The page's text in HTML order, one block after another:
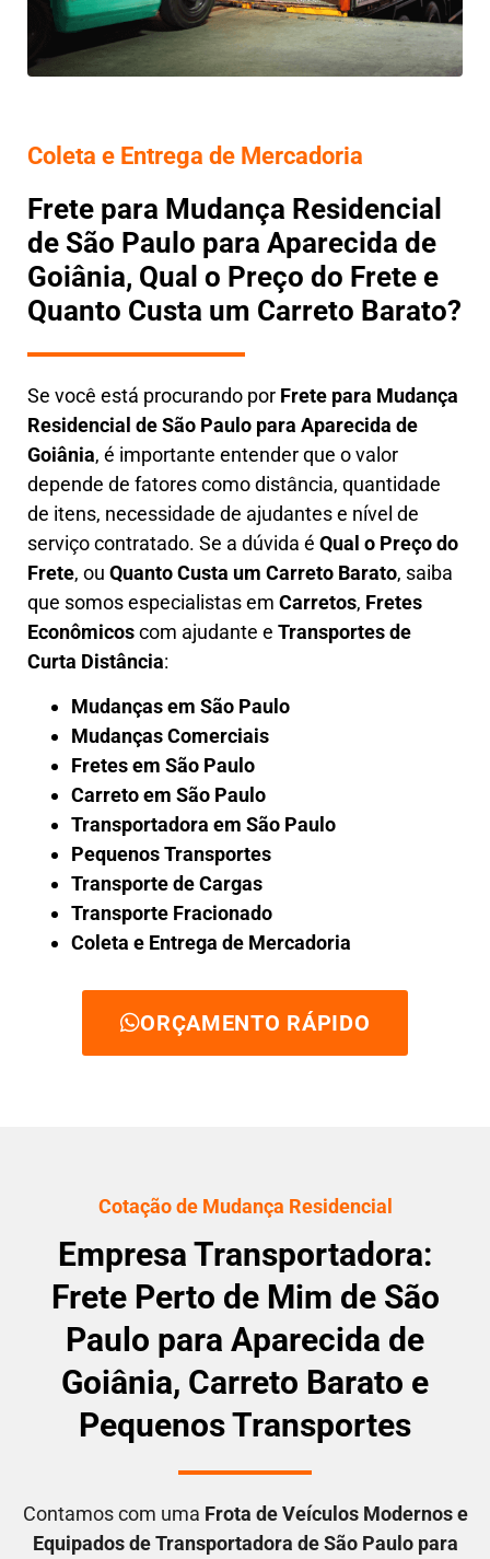
Coleta e Entrega de Mercadoria
Frete para Mudança Residencial
de São Paulo para Aparecida de
Goiânia, Qual o Preço do Frete e
Quanto Custa um Carreto Barato?
Se você está procurando por Frete para Mudança
Residencial de São Paulo para Aparecida de
Goiânia, é importante entender que o valor
depende de fatores como distância, quantidade
de itens, necessidade de ajudantes e nível de
serviço contratado. Se a dúvida é Qual o Preço do
Frete, ou Quanto Custa um Carreto Barato, saiba
que somos especialistas em Carretos, Fretes
Econômicoscom ajudante e Transportes de
Curta Distância:
Mudanças em São Paulo
Mudanças Comerciais
Fretes em São Paulo
Carreto em São Paulo
Transportadora em São Paulo
Pequenos Transportes
Transporte de Cargas
Transporte Fracionado
Coleta e Entrega de Mercadoria
ORÇAMENTO RÁPIDO
Cotação de Mudança Residencial
Empresa Transportadora:
Frete Perto de Mim de São
Paulo para Aparecida de
Goiânia, Carreto Barato e
Pequenos Transportes
Contamos com uma Frota de Veículos Modernos e
Equipados de Transportadora de São Paulo para